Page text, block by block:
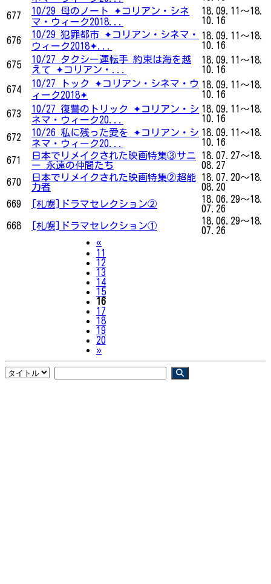
677
10/29 母のノート ✦コリアン・シネ
マ・ウィーク2018...
18.09.11～18.
10.16
676
10/29 犯罪都市 ✦コリアン・シネマ・
ウィーク2018✦...
18.09.11～18.
10.16
675
10/27 タクシー運転手 約束は海を越
えて ✦コリアン・...
18.09.11～18.
10.16
674
10/27 トック ✦コリアン・シネマ・ウ
ィーク2018✦
18.09.11～18.
10.16
673
10/27 復讐のトリック ✦コリアン・シ
ネマ・ウィーク20...
18.09.11～18.
10.16
672
10/26 私に残った愛を ✦コリアン・シ
ネマ・ウィーク20...
18.09.11～18.
10.16
671
日本でリメイクされた映画特集③サニ
ー 永遠の仲間たち
18.07.27～18.
08.27
670
日本でリメイクされた映画特集②超能
力者
18.07.20～18.
08.20
669
[札幌]ドラマセレクション②
18.06.29～18.
07.26
668
[札幌]ドラマセレクション①
18.06.29～18.
07.26
«Previous
11
12
13
14
15
16
17
18
19
20
»Next